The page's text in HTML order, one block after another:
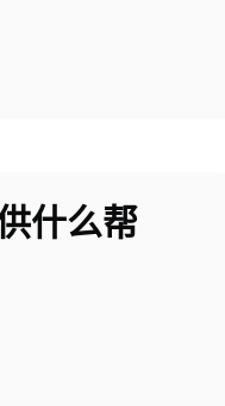
什么帮